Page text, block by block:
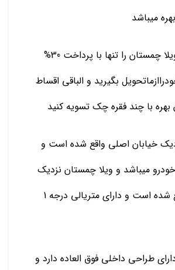
میباشد
و شما میتوانید ویلا چمستان را تنها با پرداخت 30%
بگیرید و الباقی اقساط
خیابان اصلی واقع شده است و
میباشد و ویلا چمستان نزدیک
به رشته کوه واقع شده است و دارای متریالی درجه 1
طراحی داخلی فوق العاده دارد و